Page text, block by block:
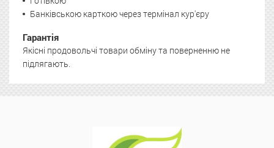
Банківською карткою через термінал кур'єру
Гарантія
Якісні продовольчі товари обміну та поверненню не
підлягають.